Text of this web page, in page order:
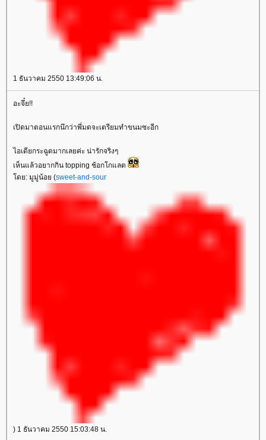
1 ธันวาคม 2550 13:49:06 น.
อะจึ๋ย!!
เปิดมาตอนแรกนึกว่าพี่มดจะเตรียมทำขนมซะอีก
ไอเดียกระฉูดมากเลยค่ะ น่ารักจริงๆ
เห็นแล้วอยากกิน topping ช้อกโกแลต
ดย: มูมู่น้อย (sweet-and-sour
) 1 ธันวาคม 2550 15:03:48 น.